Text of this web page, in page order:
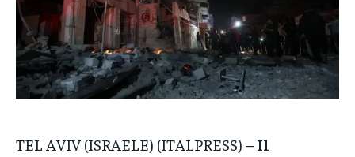
ECONOMIA
SPORT
GRUPPO
ECONOMIA
SPORT
GRUPPO
ECONOMIA
SPORT
GRUPPO
TEL AVIV (ISRAELE) (ITALPRESS) – Il